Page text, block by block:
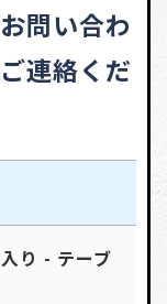
問い合わ
連絡くだ
り - テーブ